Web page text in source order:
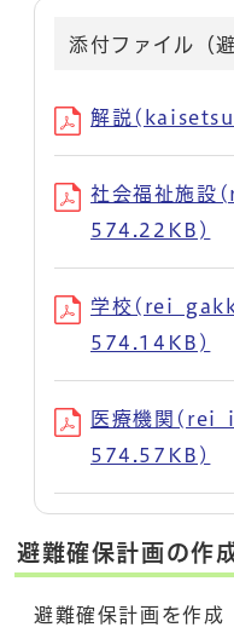
添付ファイル（
解説
社会福祉施設
574.22KB)
学校
574.14KB)
医療機関
574.57KB)
避難確保計画の作
避難確保計画を作成